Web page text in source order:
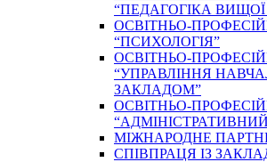
“ПЕДАГОГІКА
ОСВІТНЬО-
“ПСИХОЛОГІЯ”
ОСВІТНЬО-
“УПРАВЛІННЯ
ЗАКЛАДОМ”
ОСВІТНЬО-
МІЖНАРОДНЕ
СПІВПРАЦЯ ІЗ